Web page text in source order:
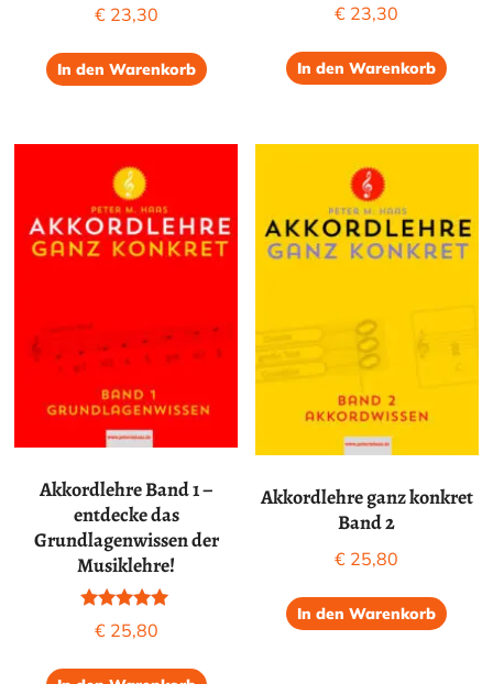
€23,30
In den Warenkorb
€ 23,30
In den Warenkorb
Akkordlehre Band 1 –
entdecke das
Grundlagenwissen der
Musiklehre!
Bewertet mit
5.00
€25,80
Akkordlehre ganz konkret
Band 2
€ 25,80
In den Warenkorb